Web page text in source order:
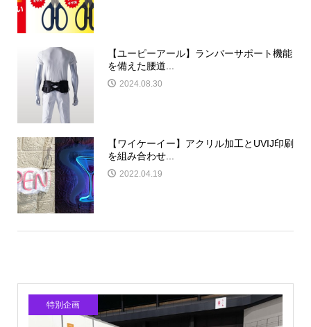
【ユーピーアール】ランバーサポート機能
を備えた腰道...
2024.08.30
【ワイケーイー】アクリル加工とUVIJ印刷
を組み合わせ...
2022.04.19
特別企画